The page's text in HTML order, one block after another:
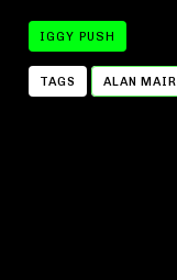
IGGY PUSH
TAGS ALAN MAIR